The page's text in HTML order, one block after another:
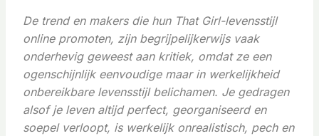
De trend en makers die hun That Girl-levensstijl
online promoten, zijn begrijpelijkerwijs vaak
onderhevig geweest aan kritiek, omdat ze een
ogenschijnlijk eenvoudige maar in werkelijkheid
onbereikbare levensstijl belichamen. Je gedragen
alsof je leven altijd perfect, georganiseerd en
soepel verloopt, is werkelijk onrealistisch, pech en